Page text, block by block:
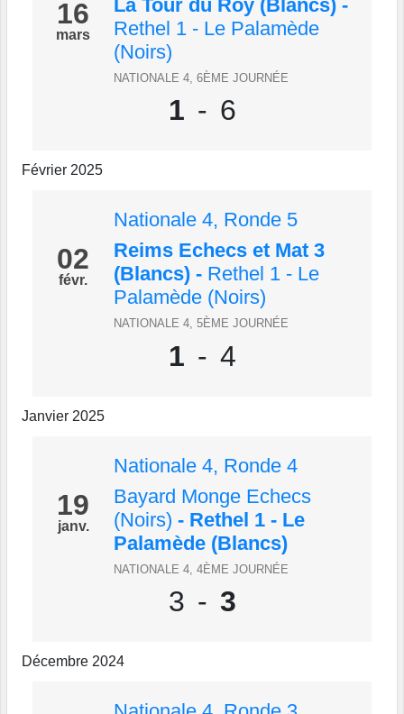
16
mars
La Tour du Roy (Blancs) -
Rethel 1 - Le Palamède
(Noirs)
NATIONALE 4, 6ÈME JOURNÉE
1 - 6
Février 2025
02
févr.
Nationale 4, Ronde 5
Reims Echecs et Mat 3
(Blancs) - Rethel 1 - Le
Palamède (Noirs)
NATIONALE 4, 5ÈME JOURNÉE
1 - 4
Janvier 2025
19
janv.
Nationale 4, Ronde 4
Bayard Monge Echecs
(Noirs) - Rethel 1 - Le
Palamède (Blancs)
NATIONALE 4, 4ÈME JOURNÉE
3 - 3
Décembre 2024